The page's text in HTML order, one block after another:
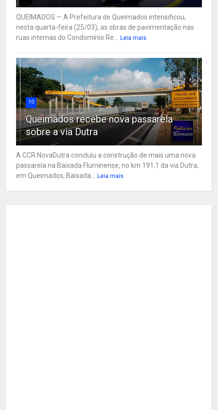
QUEIMADOS — A Prefeitura de Queimados intensificou,
nesta quarta-feira (25/03), as obras de pavimentação nas
ruas internas do Condomínio Re...
Leia mais
10
Queimados recebe nova passarela
sobre a via Dutra
A CCR NovaDutra concluiu a construção de mais uma nova
passarela na Baixada Fluminense, no km 191,1 da via Dutra,
em Queimados, Baixada...
Leia mais